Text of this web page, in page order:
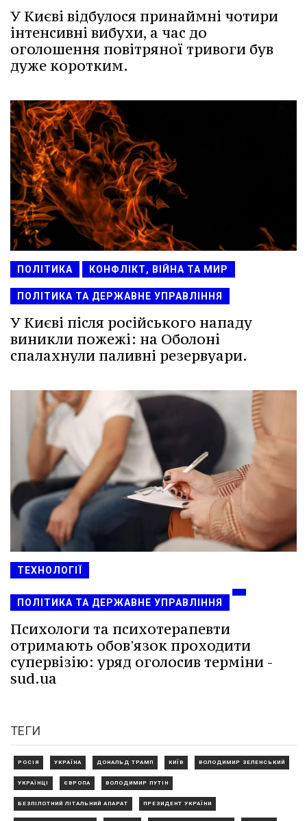
У Києві відбулося принаймні чотири
інтенсивні вибухи, а час до
оголошення повітряної тривоги був
дуже коротким.
ПОЛІТИКА КОНФЛІКТ, ВІЙНА ТА МИР
ПОЛІТИКА ТА ДЕРЖАВНЕ УПРАВЛІННЯ
У Києві після російського нападу
виникли пожежі: на Оболоні
спалахнули паливні резервуари.
ТЕХНОЛОГІЇ
ПОЛІТИКА ТА ДЕРЖАВНЕ УПРАВЛІННЯ
Психологи та психотерапевти
отримають обов'язок проходити
супервізію: уряд оголосив терміни -
sud.ua
ТЕГИ
РОСІЯ УКРАЇНА ДОНАЛЬД ТРАМП КИЇВ ВОЛОДИМИР ЗЕЛЕНСЬКИЙ
УКРАЇНЦІ ЄВРОПА ВОЛОДИМИР ПУТІН
БЕЗПІЛОТНИЙ ЛІТАЛЬНИЙ АПАРАТ ПРЕЗИДЕНТ УКРАЇНИ